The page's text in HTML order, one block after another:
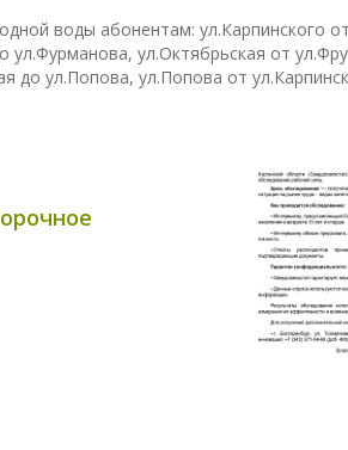
воды абонентам: ул.Карпинского
ул.Октябрьская от
до ул.Попова, ул.Попова от